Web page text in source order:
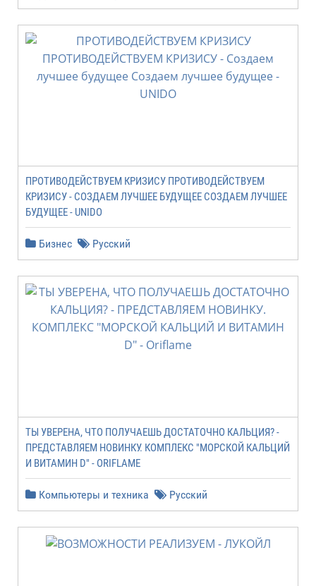
ПРОТИВОДЕЙСТВУЕМ КРИЗИСУ ПРОТИВОДЕЙСТВУЕМ
КРИЗИСУ - СОЗДАЕМ ЛУЧШЕЕ БУДУЩЕЕ СОЗДАЕМ ЛУЧШЕЕ
БУДУЩЕЕ - UNIDO
Бизнес Русский
ТЫ УВЕРЕНА, ЧТО ПОЛУЧАЕШЬ ДОСТАТОЧНО КАЛЬЦИЯ? -
ПРЕДСТАВЛЯЕМ НОВИНКУ. КОМПЛЕКС "МОРСКОЙ КАЛЬЦИЙ
И ВИТАМИН D" - ORIFLAME
Компьютеры и техника Русский